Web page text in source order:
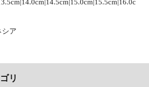
シア
リ